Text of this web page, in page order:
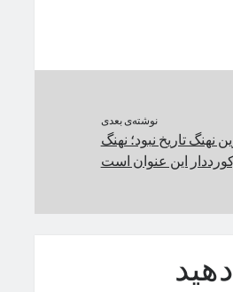
نوشته‌ی بعدی
تاریخ نبود؛ نهنگ
این عنوان است